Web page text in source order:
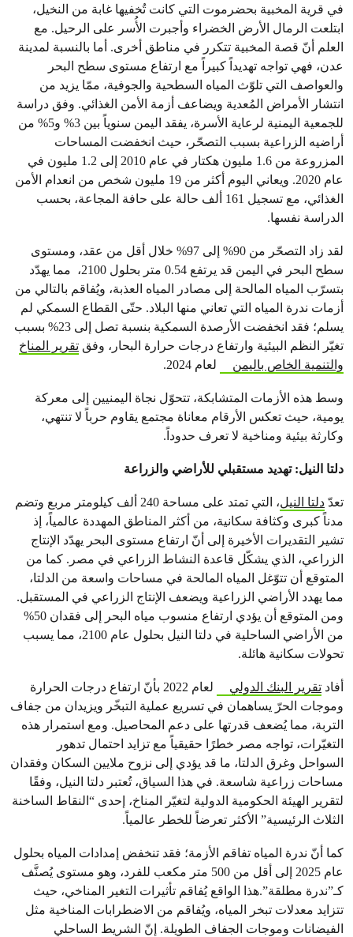
في قرية المخبية بحضرموت التي كانت تُخفيها غابة من النخيل،
ابتلعت الرمال الأرض الخضراء وأجبرت الأُسر على الرحيل. مع
العلم أنّ قصة المخبية تتكرر في مناطق أخرى. أما بالنسبة لمدينة
عدن، فهي تواجه تهديداً كبيراً مع ارتفاع مستوى سطح البحر
والعواصف التي تلوّث المياه السطحية والجوفية، ممّا يزيد من
انتشار الأمراض المُعدية ويضاعف أزمة الأمن الغذائي. وفق دراسة
للجمعية اليمنية لرعاية الأسرة، يفقد اليمن سنوياً بين 3% و5% من
أراضيه الزراعية بسبب التصحّر، حيث انخفضت المساحات
المزروعة من 1.6 مليون هكتار في عام 2010 إلى 1.2 مليون في
عام 2020. ويعاني اليوم أكثر من 19 مليون شخص من انعدام الأمن
الغذائي، مع تسجيل 161 ألف حالة على حافة المجاعة، بحسب
الدراسة نفسها.
لقد زاد التصحّر من 90% إلى 97% خلال أقل من عقد، ومستوى
سطح البحر في اليمن قد يرتفع 0.54 متر بحلول 2100، مما يهدّد
بتسرّب المياه المالحة إلى مصادر المياه العذبة، ويُفاقم بالتالي من
أزمات ندرة المياه التي تعاني منها البلاد. حتّى القطاع السمكي لم
يسلم؛ فقد انخفضت الأرصدة السمكية بنسبة تصل إلى 23% بسبب
تغيّر النظم البيئية وارتفاع درجات حرارة البحار، وفق تقرير المناخ
والتنمية الخاص باليمن
لعام 2024.
وسط هذه الأزمات المتشابكة، تتحوّل نجاة اليمنيين إلى معركة
يومية، حيث تعكس الأرقام معاناة مجتمع يقاوم حرباً لا تنتهي،
وكارثة بيئية ومناخية لا تعرف حدوداً.
دلتا النيل: تهديد مستقبلي للأراضي والزراعة
تعدّ دلتا النيل
، التي تمتد على مساحة 240 ألف كيلومتر مربع وتضم
مدناً كبرى وكثافة سكانية، من أكثر المناطق المهددة عالمياً، إذ
تشير التقديرات الأخيرة إلى أنّ ارتفاع مستوى البحر يهدّد الإنتاج
الزراعي، الذي يشكّل قاعدة النشاط الزراعي في مصر. كما من
المتوقع أن تتوّغل المياه المالحة في مساحات واسعة من الدلتا،
مما يهدد الأراضي الزراعية ويضعف الإنتاج الزراعي في المستقبل.
ومن المتوقع أن يؤدي ارتفاع منسوب مياه البحر إلى فقدان 50%
من الأراضي الساحلية في دلتا النيل بحلول عام 2100، مما يسبب
تحولات سكانية هائلة.
أفاد تقرير البنك الدولي
لعام 2022 بأنّ ارتفاع درجات الحرارة
وموجات الحرّ يساهمان في تسريع عملية التبخّر ويزيدان من جفاف
التربة، مما يُضعف قدرتها على دعم المحاصيل. ومع استمرار هذه
التغيّرات، تواجه مصر خطرًا حقيقياً مع تزايد احتمال تدهور
السواحل وغرق الدلتا، ما قد يؤدي إلى نزوح ملايين السكان وفقدان
مساحات زراعية شاسعة. في هذا السياق، تُعتبر دلتا النيل، وفقًا
لتقرير الهيئة الحكومية الدولية لتغيّر المناخ، إحدى “النقاط الساخنة
الثلاث الرئيسية” الأكثر تعرضاً للخطر عالمياً.
كما أنّ ندرة المياه تفاقم الأزمة؛ فقد تنخفض إمدادات المياه بحلول
عام 2025 إلى أقل من 500 متر مكعب للفرد، وهو مستوى يُصنَّف
كـ”ندرة مطلقة”.هذا الواقع يُفاقم تأثيرات التغير المناخي، حيث
تتزايد معدلات تبخر المياه، ويُفاقم من الاضطرابات المناخية مثل
الفيضانات وموجات الجفاف الطويلة. إنّ الشريط الساحلي